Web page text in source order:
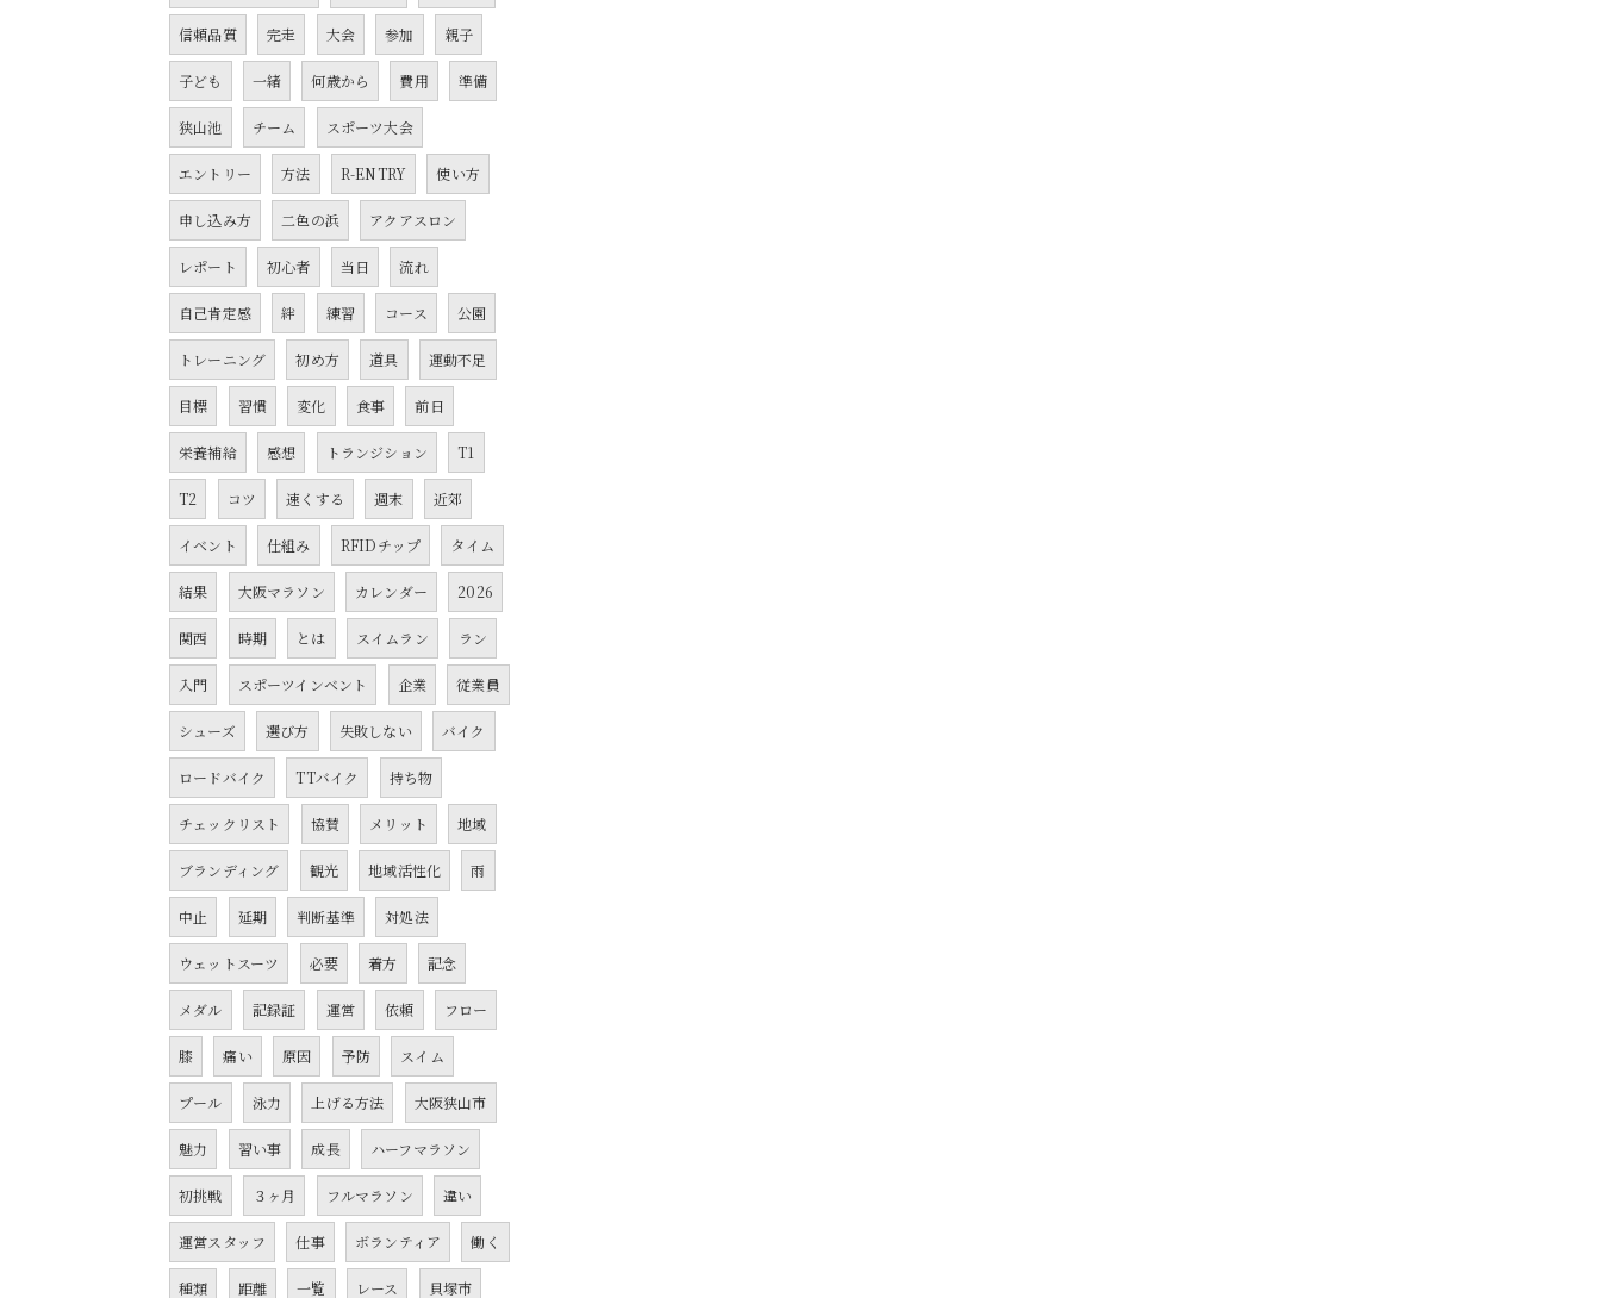
信頼品質 完走 大会 参加 親子
子ども 一緒 何歳から 費用 準備
狭山池 チーム スポーツ大会
エントリー 方法 R-ENTRY 使い方
申し込み方 二色の浜 アクアスロン
レポート 初心者 当日 流れ
自己肯定感 絆 練習 コース 公園
トレーニング 初め方 道具 運動不足
目標 習慣 変化 食事 前日
栄養補給 感想 トランジション T1
T2 コツ 速くする 週末 近郊
イベント 仕組み RFIDチップ タイム
結果 大阪マラソン カレンダー 2026
関西 時期 とは スイムラン ラン
入門 スポーツインベント 企業 従業員
シューズ 選び方 失敗しない バイク
ロードバイク TTバイク 持ち物
チェックリスト 協賛 メリット 地域
ブランディング 観光 地域活性化 雨
中止 延期 判断基準 対処法
ウェットスーツ 必要 着方 記念
メダル 記録証 運営 依頼 フロー
膝 痛い 原因 予防 スイム
プール 泳力 上げる方法 大阪狭山市
魅力 習い事 成長 ハーフマラソン
初挑戦 ３ヶ月 フルマラソン 違い
運営スタッフ 仕事 ボランティア 働く
種類 距離 一覧 レース 貝塚市